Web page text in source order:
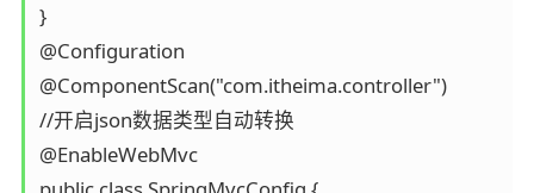
}
@Configuration
@ComponentScan("com.itheima.controller")
//开启json数据类型自动转换
@EnableWebMvc